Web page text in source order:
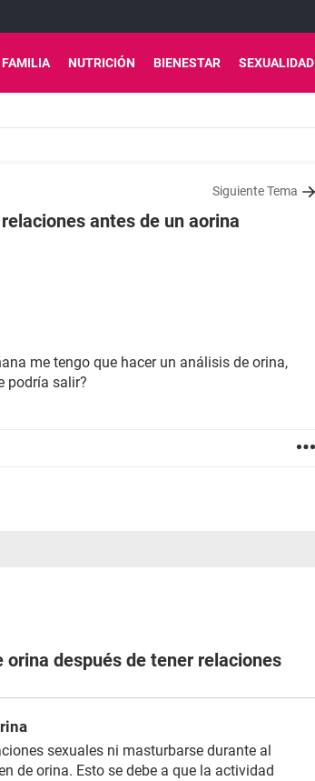
FAMILIA NUTRICIÓN BIENESTAR SEXUALIDAD
Siguiente Tema
antes de un aorina
me tengo que hacer un análisis de orina,
podría salir?
después de tener relaciones
sexuales ni masturbarse durante al
de orina. Esto se debe a que la actividad